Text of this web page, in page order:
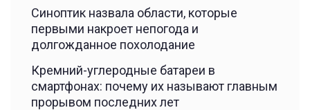
Синоптик назвала области, которые
первыми накроет непогода и
долгожданное похолодание
Кремний-углеродные батареи в
смартфонах: почему их называют главным
прорывом последних лет